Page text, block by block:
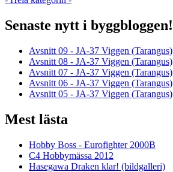
Senaste nytt i byggbloggen!
Avsnitt 09 - JA-37 Viggen (Tarangus)
Avsnitt 08 - JA-37 Viggen (Tarangus)
Avsnitt 07 - JA-37 Viggen (Tarangus)
Avsnitt 06 - JA-37 Viggen (Tarangus)
Avsnitt 05 - JA-37 Viggen (Tarangus)
Mest lästa
Hobby Boss - Eurofighter 2000B
C4 Hobbymässa 2012
Hasegawa Draken klar! (bildgalleri)